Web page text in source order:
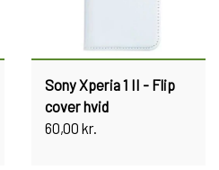
Sony Xperia 1 II - Flip
cover hvid
60,00 kr.